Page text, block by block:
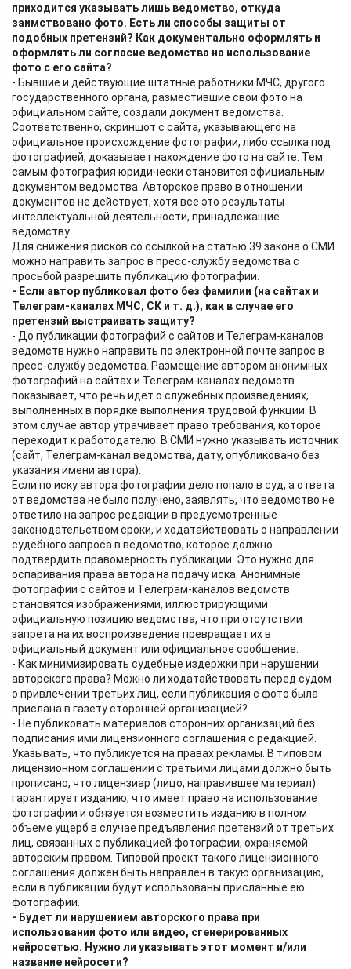
приходится указывать лишь ведомство, откуда
заимствовано фото. Есть ли способы защиты от
подобных претензий? Как документально оформлять и
оформлять ли согласие ведомства на использование
фото с его сайта?
- Бывшие и действующие штатные работники МЧС, другого
государственного органа, разместившие свои фото на
официальном сайте, создали документ ведомства.
Соответственно, скриншот с сайта, указывающего на
официальное происхождение фотографии, либо ссылка под
фотографией, доказывает нахождение фото на сайте. Тем
самым фотография юридически становится официальным
документом ведомства. Авторское право в отношении
документов не действует, хотя все это результаты
интеллектуальной деятельности, принадлежащие
ведомству.
Для снижения рисков со ссылкой на статью 39 закона о СМИ
можно направить запрос в пресс-службу ведомства с
просьбой разрешить публикацию фотографии.
- Если автор публиковал фото без фамилии (на сайтах и
Телеграм-каналах МЧС, СК и т. д.), как в случае его
претензий выстраивать защиту?
- До публикации фотографий с сайтов и Телеграм-каналов
ведомств нужно направить по электронной почте запрос в
пресс-службу ведомства. Размещение автором анонимных
фотографий на сайтах и Телеграм-каналах ведомств
показывает, что речь идет о служебных произведениях,
выполненных в порядке выполнения трудовой функции. В
этом случае автор утрачивает право требования, которое
переходит к работодателю. В СМИ нужно указывать источник
(сайт, Телеграм-канал ведомства, дату, опубликовано без
указания имени автора).
Если по иску автора фотографии дело попало в суд, а ответа
от ведомства не было получено, заявлять, что ведомство не
ответило на запрос редакции в предусмотренные
законодательством сроки, и ходатайствовать о направлении
судебного запроса в ведомство, которое должно
подтвердить правомерность публикации. Это нужно для
оспаривания права автора на подачу иска. Анонимные
фотографии с сайтов и Телеграм-каналов ведомств
становятся изображениями, иллюстрирующими
официальную позицию ведомства, что при отсутствии
запрета на их воспроизведение превращает их в
официальный документ или официальное сообщение.
- Как минимизировать судебные издержки при нарушении
авторского права? Можно ли ходатайствовать перед судом
о привлечении третьих лиц, если публикация с фото была
прислана в газету сторонней организацией?
- Не публиковать материалов сторонних организаций без
подписания ими лицензионного соглашения с редакцией.
Указывать, что публикуется на правах рекламы. В типовом
лицензионном соглашении с третьими лицами должно быть
прописано, что лицензиар (лицо, направившее материал)
гарантирует изданию, что имеет право на использование
фотографии и обязуется возместить изданию в полном
объеме ущерб в случае предъявления претензий от третьих
лиц, связанных с публикацией фотографии, охраняемой
авторским правом. Типовой проект такого лицензионного
соглашения должен быть направлен в такую организацию,
если в публикации будут использованы присланные ею
фотографии.
- Будет ли нарушением авторского права при
использовании фото или видео, сгенерированных
нейросетью. Нужно ли указывать этот момент и/или
название нейросети?